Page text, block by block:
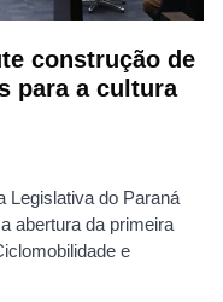
construção de
para a cultura
Legislativa do Paraná
abertura da primeira
e